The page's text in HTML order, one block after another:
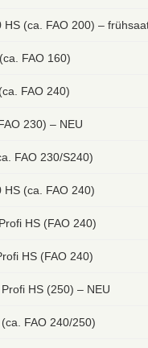
HS (ca. FAO 200) –
FAO 160)
FAO 240)
230) – NEU
FAO 230/S240)
HS (ca. FAO 240)
HS (FAO 240)
HS (FAO 240)
HS (250) – NEU
FAO 240/250)